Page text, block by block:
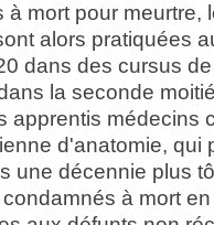
mort pour meurtre,
alors pratiquées
dans des cursus
la seconde
apprentis médecins
d'anatomie, qui
une décennie plus
à mort